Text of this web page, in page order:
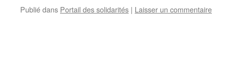
Publié dans Portail des solidarités | Laisser un commentaire